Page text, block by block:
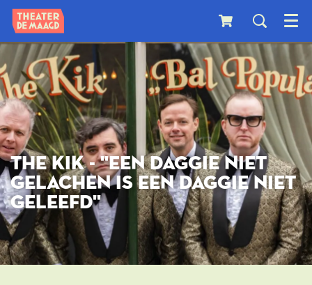
Menu
THE KIK - ''EEN DAGGIE NIET
GELACHEN IS EEN DAGGIE NIET
GELEEFD''